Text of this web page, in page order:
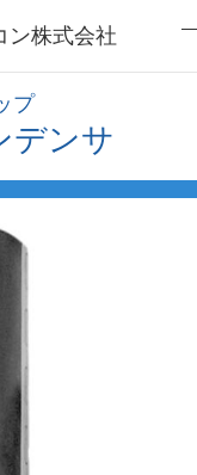
ン株式会社
プ
デンサ